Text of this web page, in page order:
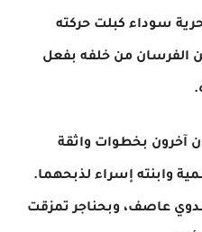
سوداء كبلت حركته
الفرسان من خلفه بفعل
آخرون بخطوات واثقة
وابنته إسراء لذبحهما.
عاصف، وبحناجر تمزقت